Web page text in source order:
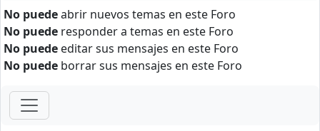
No puedeabrir nuevos temas en este Foro
No puede responder a temas en este Foro
No puede editar sus mensajes en este Foro
No puede borrar sus mensajes en este Foro